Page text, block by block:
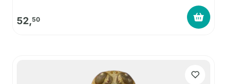
52,50